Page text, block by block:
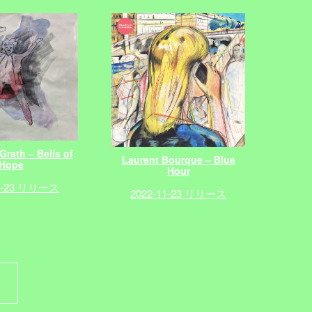
– Bells of
Hope
リリース
Laurent Bourque – Blue
Hour
2022-11-23 リリース